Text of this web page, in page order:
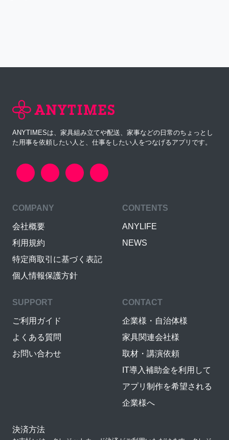
ANYTIMESは、家具組み立てや配送、家事などの日常のちょっとし
た用事を依頼したい人と、仕事をしたい人をつなげるアプリです。
COMPANY
会社概要
利用規約
特定商取引に基づく表記
個人情報保護方針
CONTENTS
ANYLIFE
NEWS
SUPPORT
ご利用ガイド
よくある質問
お問い合わせ
CONTACT
企業様・自治体様
家具関連会社様
取材・講演依頼
IT導入補助金を利用して
アプリ制作を希望される
企業様へ
決済方法